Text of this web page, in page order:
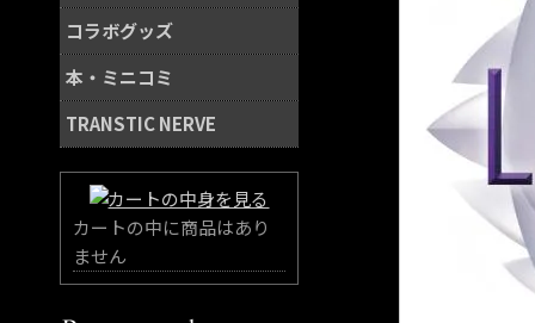
コラボグッズ
本・ミニコミ
TRANSTIC NERVE
カートの中に商品はあり
ません